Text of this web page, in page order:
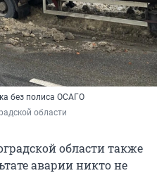
без полиса ОСАГО
области
области также
аварии никто не